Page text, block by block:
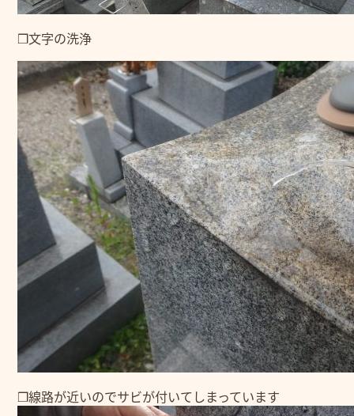
❒文字の洗浄
❒線路が近いのでサビが付いてしまっています